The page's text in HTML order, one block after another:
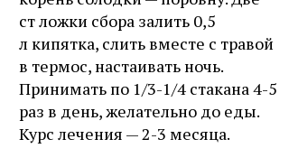
ст ложки сбора залить 0,5
л кипятка, слить вместе с травой
в термос, настаивать ночь.
Принимать по 1/3-1/4 стакана 4-5
раз в день, желательно до еды.
Курс лечения — 2-3 месяца.